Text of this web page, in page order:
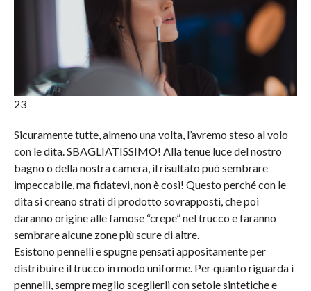
23
Sicuramente tutte, almeno una volta, l’avremo steso al volo
con le dita. SBAGLIATISSIMO! Alla tenue luce del nostro
bagno o della nostra camera, il risultato può sembrare
impeccabile, ma fidatevi, non è così! Questo perché con le
dita si creano strati di prodotto sovrapposti, che poi
daranno origine alle famose “crepe” nel trucco e faranno
sembrare alcune zone più scure di altre.
Esistono pennelli e spugne pensati appositamente per
distribuire il trucco in modo uniforme. Per quanto riguarda i
pennelli, sempre meglio sceglierli con setole sintetiche e